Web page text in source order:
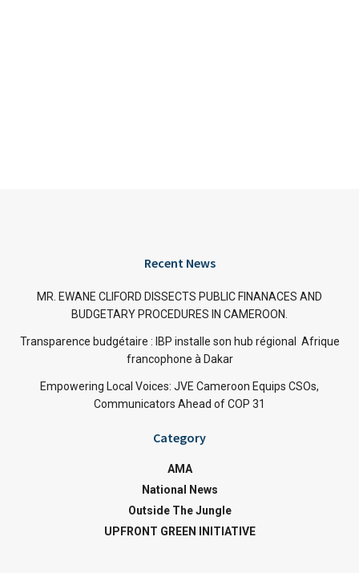
Recent News
MR. EWANE CLIFORD DISSECTS PUBLIC FINANACES AND
BUDGETARY PROCEDURES IN CAMEROON.
Transparence budgétaire : IBP installe son hub régional Afrique
francophone à Dakar
Empowering Local Voices: JVE Cameroon Equips CSOs,
Communicators Ahead of COP 31
Category
AMA
National News
Outside The Jungle
UPFRONT GREEN INITIATIVE